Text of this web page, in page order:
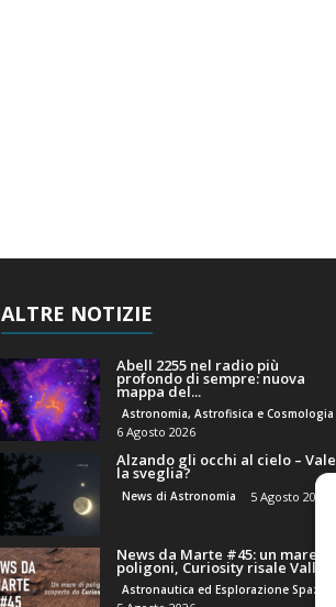
ALTRE NOTIZIE
Abell 2255 nel radio più
profondo di sempre: nuova
mappa del...
Astronomia, Astrofisica e Cosmologia
6 Agosto 2026
Alzando gli occhi al cielo – Vale
la sveglia?
News di Astronomia 5 Agosto 2026
News da Marte #45: un mare di
poligoni, Curiosity risale Valle...